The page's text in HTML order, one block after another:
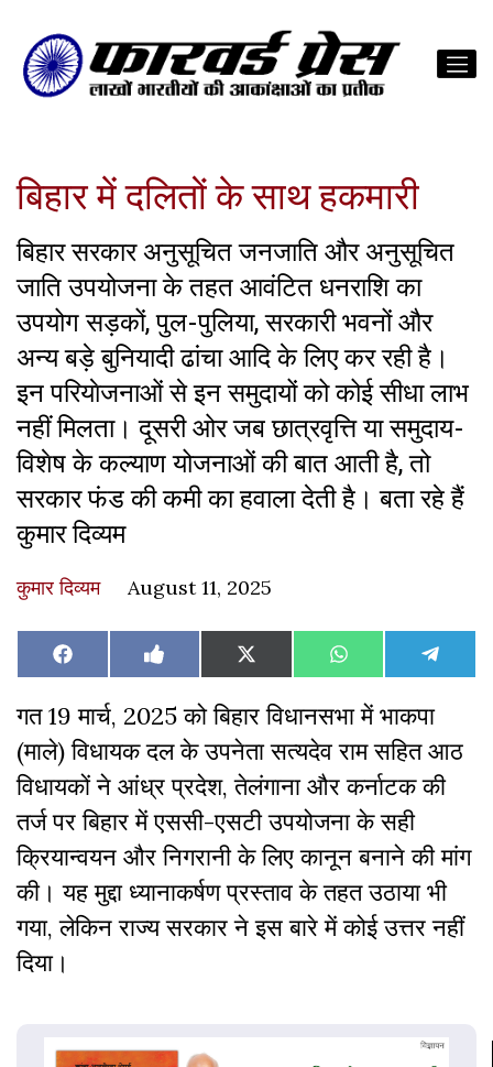
बिहार में दलितों के साथ हकमारी
बिहार सरकार अनुसूचित जनजाति और अनुसूचित
जाति उपयोजना के तहत आवंटित धनराशि का
उपयोग सड़कों, पुल-पुलिया, सरकारी भवनों और
अन्य बड़े बुनियादी ढांचा आदि के लिए कर रही है।
इन परियाेजनाओं से इन समुदायों को कोई सीधा लाभ
नहीं मिलता। दूसरी ओर जब छात्रवृत्ति या समुदाय-
विशेष के कल्याण योजनाओं की बात आती है, तो
सरकार फंड की कमी का हवाला देती है। बता रहे हैं
कुमार दिव्यम
कुमार दिव्यम August 11, 2025
Share
on
Facebook Share
on
Like
on
Facebook
Share
on
X
(Twitter)
Share
on
WhatsAppShare
on
गत 19 मार्च, 2025 को बिहार विधानसभा में भाकपा
(माले) विधायक दल के उपनेता सत्यदेव राम सहित आठ
विधायकों ने आंध्र प्रदेश, तेलंगाना और कर्नाटक की
तर्ज पर बिहार में एससी-एसटी उपयोजना के सही
क्रियान्वयन और निगरानी के लिए कानून बनाने की मांग
की। यह मुद्दा ध्यानाकर्षण प्रस्ताव के तहत उठाया भी
गया, लेकिन राज्य सरकार ने इस बारे में कोई उत्तर नहीं
दिया।